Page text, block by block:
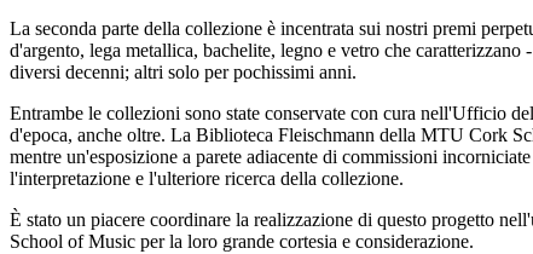
La seconda parte della collezione è incentrata sui nostri premi
d'argento, lega metallica, bachelite, legno e vetro che
diversi decenni; altri solo per pochissimi anni.
Entrambe le collezioni sono state conservate con cura nell'Ufficio
d'epoca, anche oltre. La Biblioteca Fleischmann della MTU Cork
mentre un'esposizione a parete adiacente di commissioni
l'interpretazione e l'ulteriore ricerca della collezione.
È stato un piacere coordinare la realizzazione di questo progetto
School of Music per la loro grande cortesia e considerazione.